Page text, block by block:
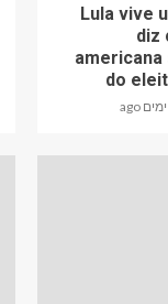
'Lula vive
diz
do